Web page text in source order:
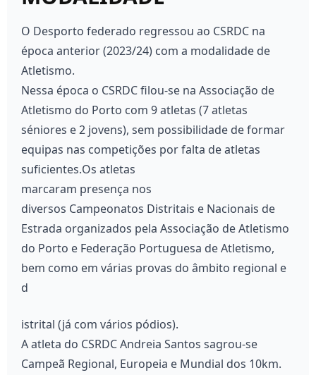
O Desporto federado regressou ao CSRDC na
época anterior (2023/24) com a modalidade de
Atletismo.
Nessa época o CSRDC filou-se na Associação de
Atletismo do Porto com 9 atletas (7 atletas
séniores e 2 jovens), sem possibilidade de formar
equipas nas competições por falta de atletas
suficientes.Os atletas
marcaram presença nos
diversos Campeonatos Distritais e Nacionais de
Estrada organizados pela Associação de Atletismo
do Porto e Federação Portuguesa de Atletismo,
bem como em várias provas do âmbito regional e
d
istrital (já com vários pódios).
A atleta do CSRDC Andreia Santos sagrou-se
Campeã Regional, Europeia e Mundial dos 10km.